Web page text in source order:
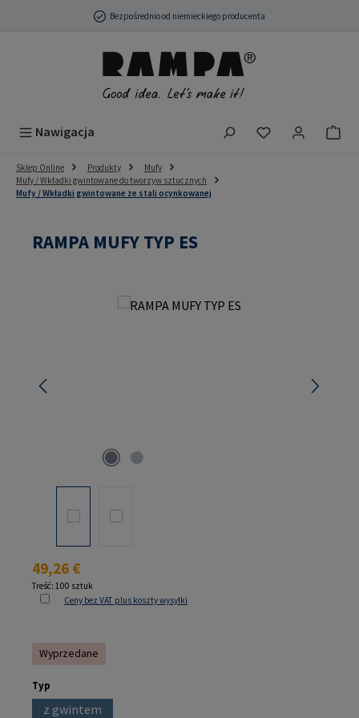
Przejdź do głównej zawartościBezpośrednio od niemieckiego producenta
Nawigacja Masz 0
Sklep Online Produkty
Mufy
Mufy / Wkładki gwintowane do tworzyw sztucznych
Mufy / Wkładki gwintowane ze stali ocynkowanej
RAMPA MUFY TYP ES
Pomiń galerię zdjęć
Cena regularna:
49,26 €
Treść: 100 sztuk
Ceny bez VAT plus koszty wysyłki
Wyprzedane
Wybierz
Typ
z gwintem